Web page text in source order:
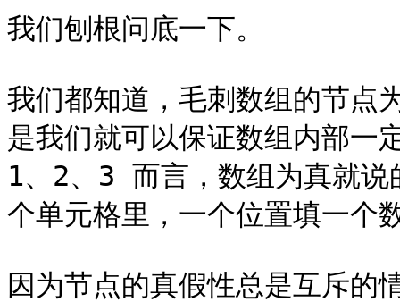
我们刨根问底一下。
我们都知道，毛刺数组的节点
是我们就可以保证数组内部一
1、2、3 而言，数组为真就
个单元格里，一个位置填一个
因为节点的真假性总是互斥的